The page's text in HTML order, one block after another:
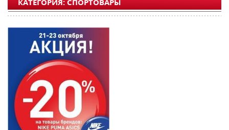
КАТЕГОРИЯ: СПОРТОВАРЫ